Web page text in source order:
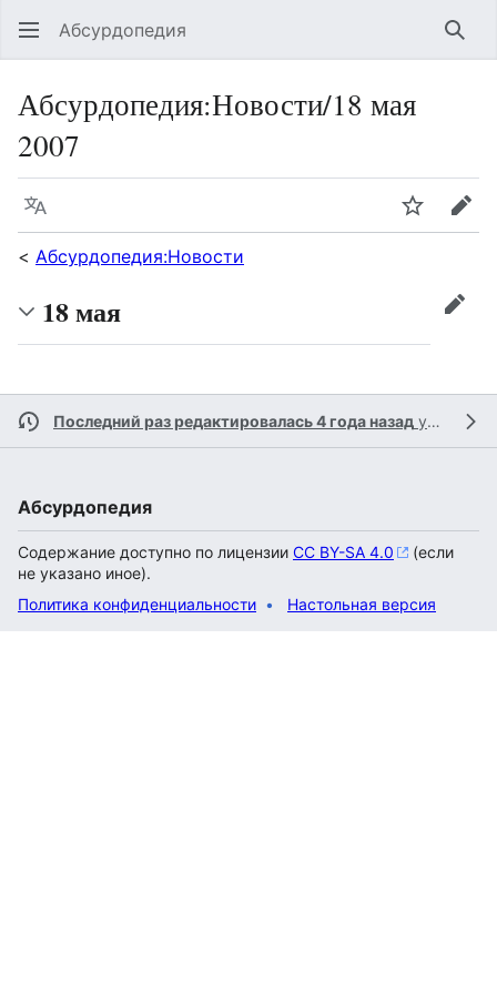
Абсурдопедия
Абсурдопедия:Новости/18 мая
2007
Язык
< Абсурдопедия:Новости
18 мая
Последний раз редактировалась 4 года назад участником
Абсурдопедия
Содержание доступно по лицензии CC BY-SA 4.0
(если
не указано иное).
Политика конфиденциальности
Настольная версия